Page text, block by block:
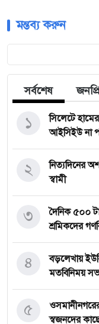
মন্তব্য করুন
সর্বশেষ
সিলেটে
আইসিইউ না
১
নিত্যদিনের
স্বামী
২
দৈনিক ৫০০
শ্রমিকদের
৩
বড়লেখায়
মতবিনিময়
৪
স্বজনদের
৫